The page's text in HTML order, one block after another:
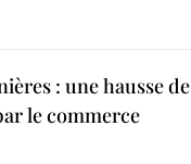
: une hausse de
le commerce